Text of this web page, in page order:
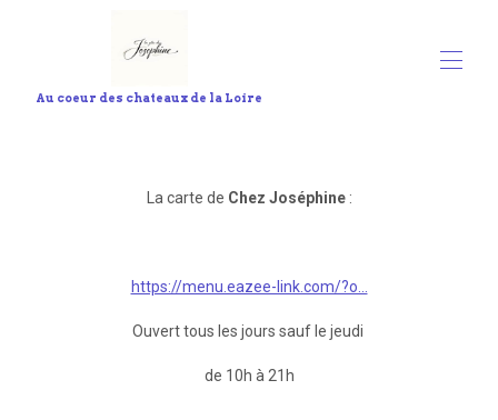
Au coeur des chateaux de la Loire
お問い合わせ
ジョゼフィーヌの地図
La carte de Chez Joséphine:
https://menu.eazee-link.com/?o...
Ouvert tous les jours sauf le jeudi
de 10h à 21h